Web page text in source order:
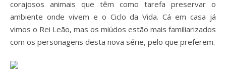
corajosos animais que têm como tarefa preservar o
ambiente onde vivem e o Ciclo da Vida. Cá em casa já
vimos o Rei Leão, mas os miúdos estão mais familiarizados
com os personagens desta nova série, pelo que preferem.